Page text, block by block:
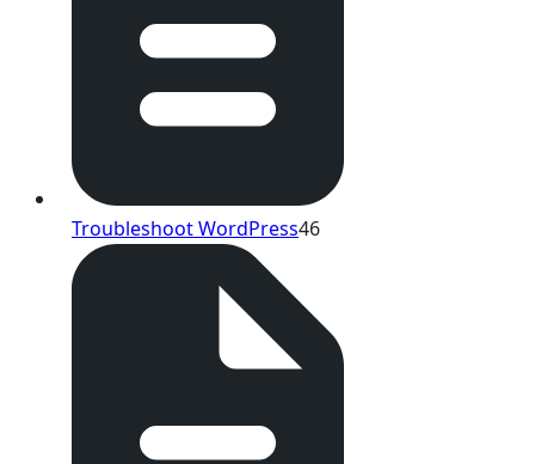
Troubleshoot WordPress46